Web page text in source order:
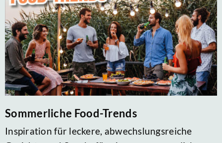
Sommerliche Food-Trends
Inspiration für leckere, abwechslungsreiche